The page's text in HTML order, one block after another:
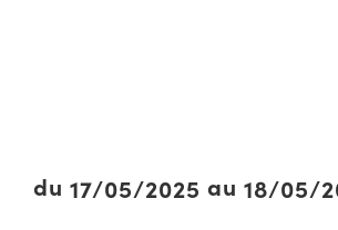
du 17/05/2025 au 18/05/